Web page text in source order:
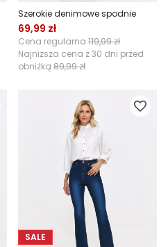
Szerokie denimowe spodnie
69,99 zł
Cena regularna 119,99 zł
Najniższa cena z 30 dni przed
obniżką 89,99 zł
SALE